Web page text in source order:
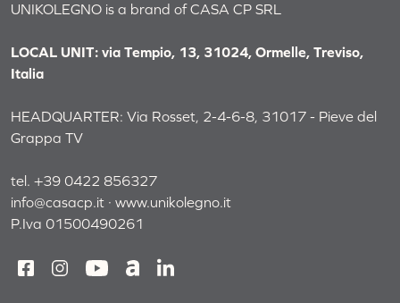
UNIKOLEGNO is a brand of CASA CP SRL
LOCAL UNIT: via Tempio, 13, 31024, Ormelle, Treviso,
Italia
HEADQUARTER: Via Rosset, 2-4-6-8, 31017 - Pieve del
Grappa TV
tel. +39 0422 856327
info@casacp.it · www.unikolegno.it
P.Iva 01500490261